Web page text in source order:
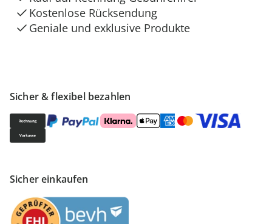
Sicher & flexibel bezahlen
Sicher einkaufen
Kostenlose Rücksendung
Geniale und exklusive Produkte